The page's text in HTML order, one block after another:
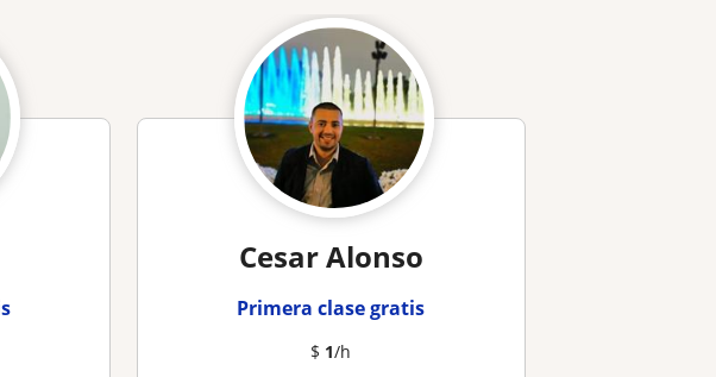
Cesar Alonso
Primera clase gratis
$ 1/h